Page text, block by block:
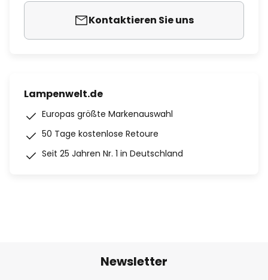
Kontaktieren Sie uns
Lampenwelt.de
Europas größte Markenauswahl
50 Tage kostenlose Retoure
Seit 25 Jahren Nr. 1 in Deutschland
Newsletter